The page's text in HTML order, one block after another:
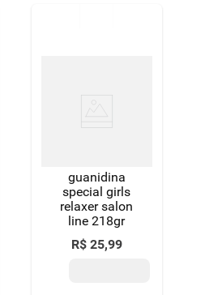
guanidina
special girls
relaxer salon
line 218gr
R$ 25,99